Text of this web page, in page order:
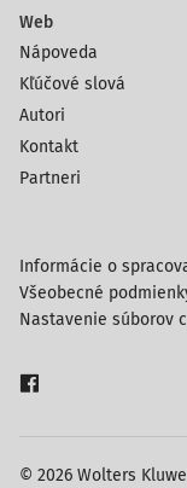
Web
Nápoveda
Kľúčové slová
Autori
Kontakt
Partneri
© 2026 Wolters
Informácie o
Všeobecné
Nastavenie súborov